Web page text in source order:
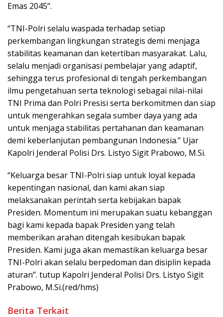
Emas 2045”.
“TNI-Polri selalu waspada terhadap setiap
perkembangan lingkungan strategis demi menjaga
stabilitas keamanan dan ketertiban masyarakat. Lalu,
selalu menjadi organisasi pembelajar yang adaptif,
sehingga terus profesional di tengah perkembangan
ilmu pengetahuan serta teknologi sebagai nilai-nilai
TNI Prima dan Polri Presisi serta berkomitmen dan siap
untuk mengerahkan segala sumber daya yang ada
untuk menjaga stabilitas pertahanan dan keamanan
demi keberlanjutan pembangunan Indonesia.” Ujar
Kapolri Jenderal Polisi Drs. Listyo Sigit Prabowo, M.Si.
“Keluarga besar TNI-Polri siap untuk loyal kepada
kepentingan nasional, dan kami akan siap
melaksanakan perintah serta kebijakan bapak
Presiden. Momentum ini merupakan suatu kebanggan
bagi kami kepada bapak Presiden yang telah
memberikan arahan ditengah kesibukan bapak
Presiden. Kami juga akan memastikan keluarga besar
TNI-Polri akan selalu berpedoman dan disiplin kepada
aturan”. tutup Kapolri Jenderal Polisi Drs. Listyo Sigit
Prabowo, M.Si.(red/hms)
Berita Terkait